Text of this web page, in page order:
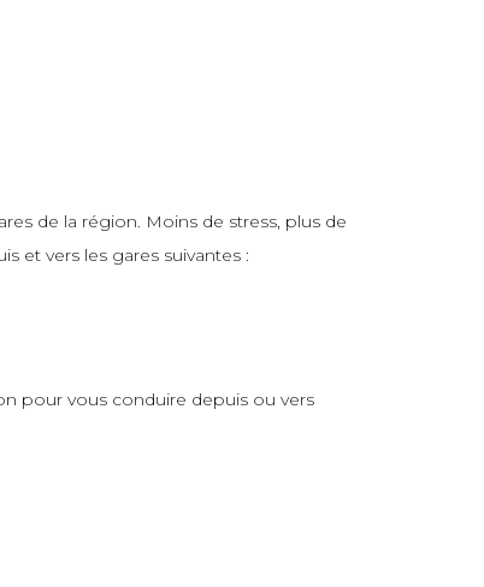
de la région. Moins de stress, plus de
et vers les gares suivantes :
pour vous conduire depuis ou vers